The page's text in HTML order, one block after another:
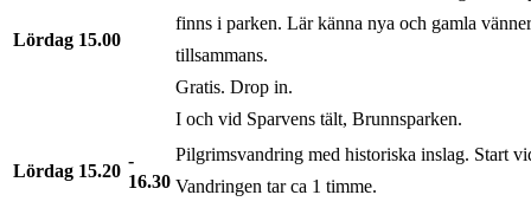
Lördag 15.00
finns i parken. Lär känna nya och gamla
tillsammans.
Gratis. Drop in.
I och vid Sparvens tält, Brunnsparken.
Lördag 15.20
16.30
Pilgrimsvandring med historiska inslag. Start
Vandringen tar ca 1 timme.